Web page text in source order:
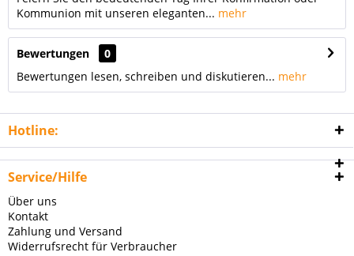
Kommunion mit unseren eleganten... mehr
Bewertungen
0
Bewertungen lesen, schreiben und diskutieren... mehr
Hotline:
Service/Hilfe
Über uns
Kontakt
Zahlung und Versand
Widerrufsrecht für Verbraucher